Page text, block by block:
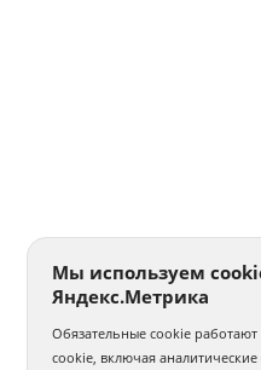
Мы используем
Яндекс.Метрика
Обязательные cookie работают
cookie, включая